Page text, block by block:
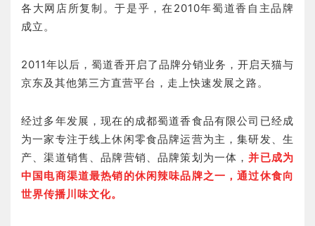
各大网店所复制。于是乎，在2010年蜀道香自主品牌
成立。
2011年以后，蜀道香开启了品牌分销业务，开启天猫与
京东及其他第三方直营平台，走上快速发展之路。
经过多年发展，现在的成都蜀道香食品有限公司已经成
为一家专注于线上休闲零食品牌运营为主，集研发、生
产、渠道销售、品牌营销、品牌策划为一体，并已成为
中国电商渠道最热销的休闲辣味品牌之一，通过休食向
世界传播川味文化。